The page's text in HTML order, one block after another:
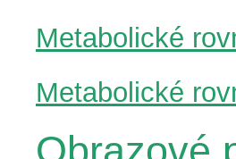
Metabolické
Metabolické